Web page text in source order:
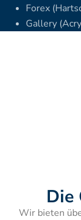
Forex
Gallery
Die
Wir bieten